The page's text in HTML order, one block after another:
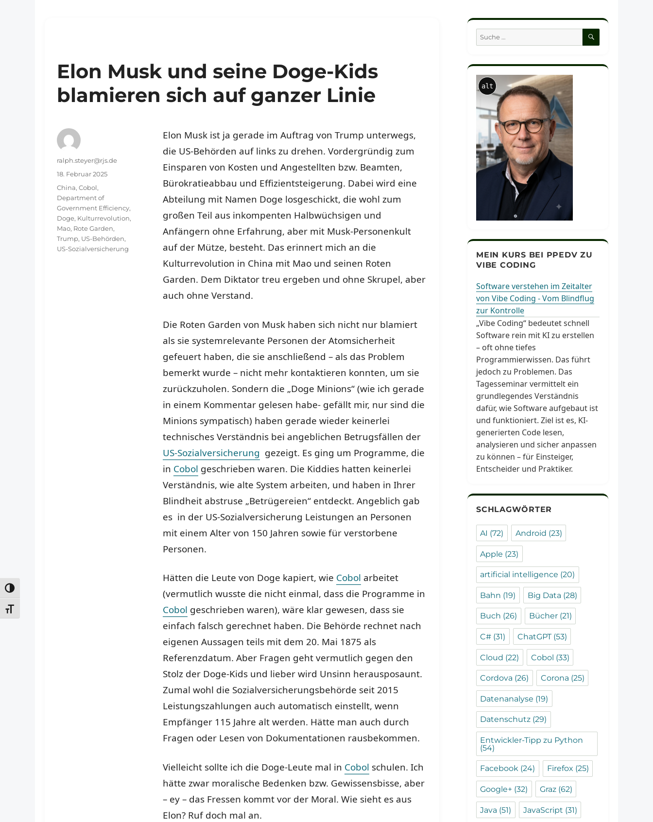
UMSCHALTEN AUF HOHE KONTRASTE
SCHRIFT VERGRÖSSERN
Elon Musk und seine Doge-Kids
blamieren sich auf ganzer Linie
Elon Musk ist ja gerade im Auftrag von Trump unterwegs,
die US-Behörden auf links zu drehen. Vordergründig zum
Einsparen von Kosten und Angestellten bzw. Beamten,
Bürokratieabbau und Effizientsteigerung. Dabei wird eine
Abteilung mit Namen Doge losgeschickt, die wohl zum
großen Teil aus inkompenten Halbwüchsigen und
Anfängern ohne Erfahrung, aber mit Musk-Personenkult
auf der Mütze, besteht. Das erinnert mich an die
Kulturrevolution in China mit Mao und seinen Roten
Garden. Dem Diktator treu ergeben und ohne Skrupel, aber
auch ohne Verstand.
Die Roten Garden von Musk haben sich nicht nur blamiert
als sie systemrelevante Personen der Atomsicherheit
gefeuert haben, die sie anschließend – als das Problem
bemerkt wurde – nicht mehr kontaktieren konnten, um sie
zurückzuholen. Sondern die „Doge Minions“ (wie ich gerade
in einem Kommentar gelesen habe- gefällt mir, nur sind die
Minions sympatisch) haben gerade wieder keinerlei
technisches Verständnis bei angeblichen Betrugsfällen der
US-Sozialversicherung gezeigt. Es ging um Programme, die
in Cobol geschrieben waren. Die Kiddies hatten keinerlei
Verständnis, wie alte System arbeiten, und haben in Ihrer
Blindheit abstruse „Betrügereien“ entdeckt. Angeblich gab
es in der US-Sozialversicherung Leistungen an Personen
mit einem Alter von 150 Jahren sowie für verstorbene
Personen.
Hätten die Leute von Doge kapiert, wie Cobol arbeitet
(vermutlich wusste die nicht einmal, dass die Programme in
Cobol geschrieben waren), wäre klar gewesen, dass sie
einfach falsch gerechnet haben. Die Behörde rechnet nach
eigenen Aussagen teils mit dem 20. Mai 1875 als
Referenzdatum. Aber Fragen geht vermutlich gegen den
Stolz der Doge-Kids und lieber wird Unsinn herausposaunt.
Zumal wohl die Sozialversicherungsbehörde seit 2015
Leistungszahlungen auch automatisch einstellt, wenn
Empfänger 115 Jahre alt werden. Hätte man auch durch
Fragen oder Lesen von Dokumentationen rausbekommen.
Vielleicht sollte ich die Doge-Leute mal in Cobol schulen. Ich
hätte zwar moralische Bedenken bzw. Gewissensbisse, aber
– ey – das Fressen kommt vor der Moral. Wie sieht es aus
Elon? Ruf doch mal an.
Autor
ralph.steyer@rjs.de
Veröffentlicht
am
18. Februar 2025
Schlagwörter
China, Cobol,
Department of
Government Efficiency,
Doge, Kulturrevolution,
Mao, Rote Garden,
Trump, US-Behörden,
US-Sozialversicherung
Suche
nach:
SUCHEN
alt
MEIN KURS BEI PPEDV ZU
VIBE CODING
Software verstehen im Zeitalter
von Vibe Coding - Vom Blindflug
zur Kontrolle
„Vibe Coding“ bedeutet schnell
Software rein mit KI zu erstellen
– oft ohne tiefes
Programmierwissen. Das führt
jedoch zu Problemen. Das
Tagesseminar vermittelt ein
grundlegendes Verständnis
dafür, wie Software aufgebaut ist
und funktioniert. Ziel ist es, KI-
generierten Code lesen,
analysieren und sicher anpassen
zu können – für Einsteiger,
Entscheider und Praktiker.
SCHLAGWÖRTER
AI (72) Android (23)
Apple (23)
artificial intelligence (20)
Bahn (19) Big Data (28)
Buch (26) Bücher(21)
C# (31) ChatGPT(53)
Cloud (22) Cobol (33)
Cordova (26) Corona (25)
Datenanalyse (19)
Datenschutz (29)
Entwickler-Tipp zu Python
(54)
Facebook (24) Firefox (25)
Google+ (32) Graz(62)
Java (51) JavaScript (31)